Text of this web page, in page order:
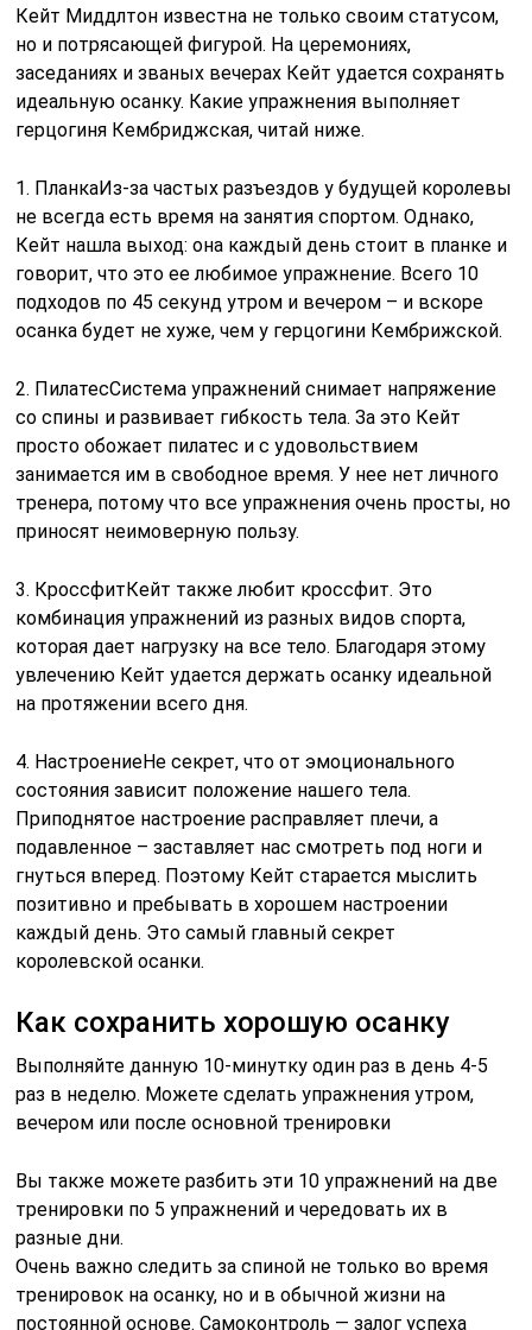
Кейт Миддлтон известна не только своим статусом,
но и потрясающей фигурой. На церемониях,
заседаниях и званых вечерах Кейт удается сохранять
идеальную осанку. Какие упражнения выполняет
герцогиня Кембриджская, читай ниже.
1. ПланкаИз-за частых разъездов у будущей королевы
не всегда есть время на занятия спортом. Однако,
Кейт нашла выход: она каждый день стоит в планке и
говорит, что это ее любимое упражнение. Всего 10
подходов по 45 секунд утром и вечером – и вскоре
осанка будет не хуже, чем у герцогини Кембрижской.
2. ПилатесСистема упражнений снимает напряжение
со спины и развивает гибкость тела. За это Кейт
просто обожает пилатес и с удовольствием
занимается им в свободное время. У нее нет личного
тренера, потому что все упражнения очень просты, но
приносят неимоверную пользу.
3. КроссфитКейт также любит кроссфит. Это
комбинация упражнений из разных видов спорта,
которая дает нагрузку на все тело. Благодаря этому
увлечению Кейт удается держать осанку идеальной
на протяжении всего дня.
4. НастроениеНе секрет, что от эмоционального
состояния зависит положение нашего тела.
Приподнятое настроение расправляет плечи, а
подавленное – заставляет нас смотреть под ноги и
гнуться вперед. Поэтому Кейт старается мыслить
позитивно и пребывать в хорошем настроении
каждый день. Это самый главный секрет
королевской осанки.
Как сохранить хорошую осанку
Выполняйте данную 10-минутку один раз в день 4-5
раз в неделю. Можете сделать упражнения утром,
вечером или после основной тренировки
Вы также можете разбить эти 10 упражнений на две
тренировки по 5 упражнений и чередовать их в
разные дни.
Очень важно следить за спиной не только во время
тренировок на осанку, но и в обычной жизни на
постоянной основе. Самоконтроль — залог успеха